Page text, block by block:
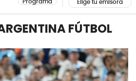
Programa Elige tu emisora
FÚTBOL